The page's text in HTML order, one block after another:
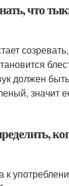
что
должен
значит
к